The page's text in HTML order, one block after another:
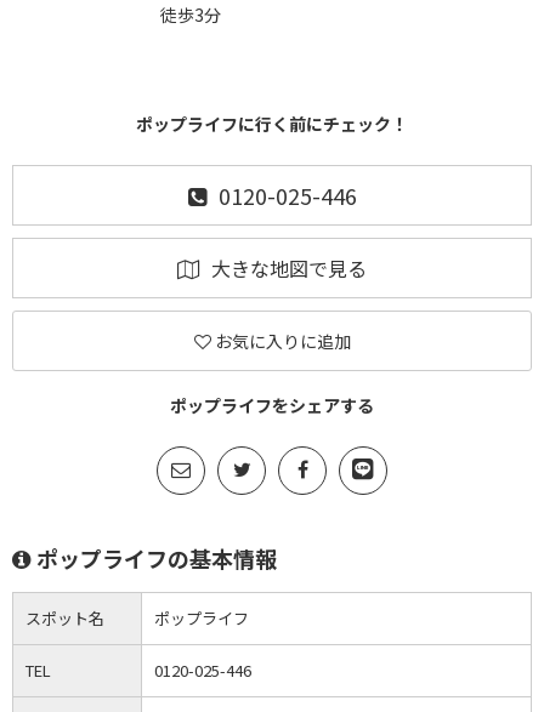
徒歩3分
ポップライフに行く前にチェック！
0120-025-446
大きな地図で見る
お気に入りに追加
ポップライフをシェアする
ポップライフの基本情報
スポット名 ポップライフ
TEL 0120-025-446